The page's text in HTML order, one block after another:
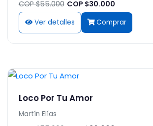
COP $55.000 COP $30.000
Ver detalles Comprar
Loco Por Tu Amor
Martín Elías